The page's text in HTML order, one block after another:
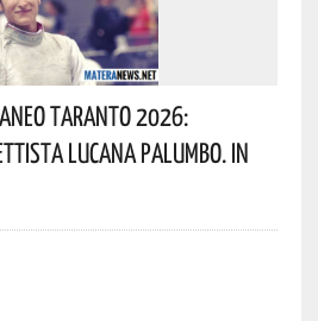
Taranto 2026:
Lucana Palumbo. In